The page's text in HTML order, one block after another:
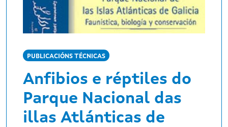
PUBLICACIÓNS TÉCNICAS
Anfibios e réptiles do
Parque Nacional das
illas Atlánticas de